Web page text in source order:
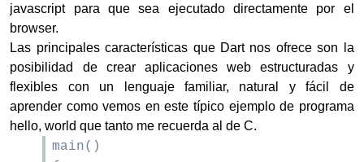
javascript para que sea ejecutado directamente por el
browser.
Las principales características que Dart nos ofrece son la
posibilidad de crear aplicaciones web estructuradas y
flexibles con un lenguaje familiar, natural y fácil de
aprender como vemos en este típico ejemplo de programa
hello, world que tanto me recuerda al de C.
main()